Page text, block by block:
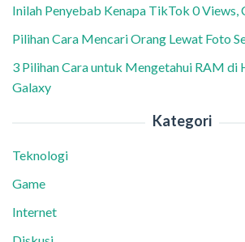
Inilah Penyebab Kenapa TikTok 0 Views,
Pilihan Cara Mencari Orang Lewat Foto
3 Pilihan Cara untuk Mengetahui RAM di
Galaxy
Kategori
Teknologi
Game
Internet